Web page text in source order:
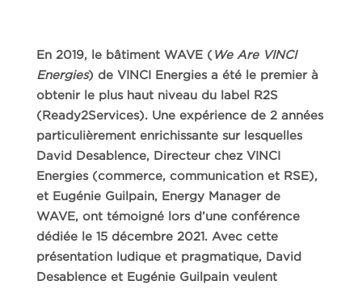
En 2019, le bâtiment WAVE (We Are VINCI
Energies) de VINCI Energies a été le premier à
obtenir le plus haut niveau du label R2S
(Ready2Services). Une expérience de 2 années
particulièrement enrichissante sur lesquelles
David Desablence, Directeur chez VINCI
Energies (commerce, communication et RSE),
et Eugénie Guilpain, Energy Manager de
WAVE, ont témoigné lors d’une conférence
dédiée le 15 décembre 2021. Avec cette
présentation ludique et pragmatique, David
Desablence et Eugénie Guilpain veulent